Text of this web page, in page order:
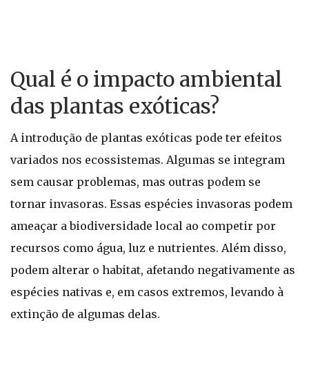
Qual é o impacto ambiental
das plantas exóticas?
A introdução de plantas exóticas pode ter efeitos
variados nos ecossistemas. Algumas se integram
sem causar problemas, mas outras podem se
tornar invasoras. Essas espécies invasoras podem
ameaçar a biodiversidade local ao competir por
recursos como água, luz e nutrientes. Além disso,
podem alterar o habitat, afetando negativamente as
espécies nativas e, em casos extremos, levando à
extinção de algumas delas.